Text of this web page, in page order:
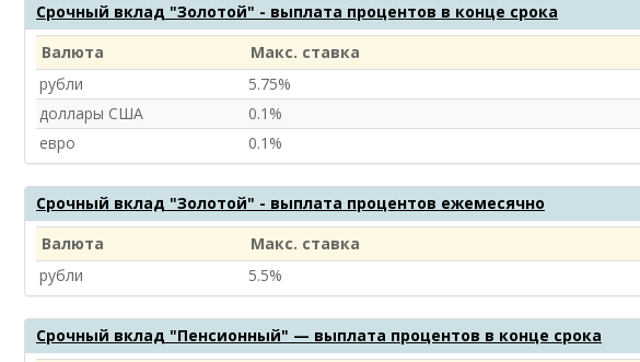
Срочный вклад "Золотой" - выплата процентов в конце срока
Валюта
Макс. ставка
рубли
5.75%
доллары США 0.1%
евро 0.1%
Срочный вклад "Золотой" - выплата процентов ежемесячно
Валюта
Макс. ставка
рубли
5.5%
Срочный вклад "Пенсионный" — выплата процентов в конце срока